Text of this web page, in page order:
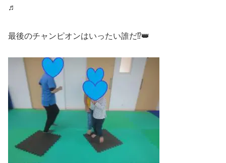
♬
最後のチャンピオンはいったい誰だ⁉👑